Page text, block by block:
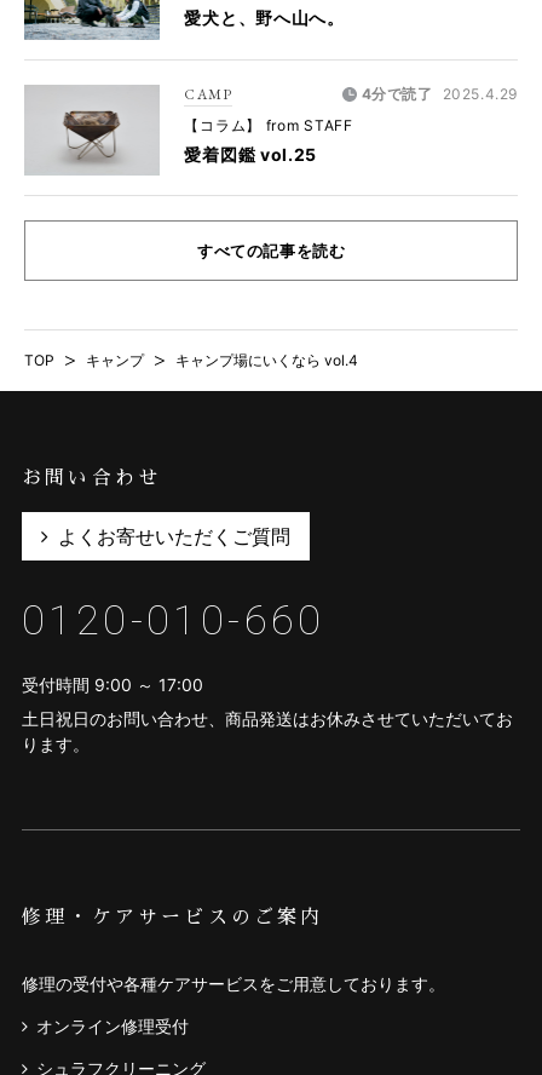
愛犬と、野へ山へ。
CAMP 4分で読了
2025.4.29
【コラム】 from STAFF
愛着図鑑 vol.25
すべての記事を読む
TOP > キャンプ > キャンプ場にいくなら vol.4
お問い合わせ
よくお寄せいただくご質問
0120-010-660
受付時間 9:00 ～ 17:00
土日祝日のお問い合わせ、商品発送はお休みさせていただいてお
ります。
修理・ケアサービスのご案内
修理の受付や各種ケアサービスをご用意しております。
オンライン修理受付
シュラフクリーニング